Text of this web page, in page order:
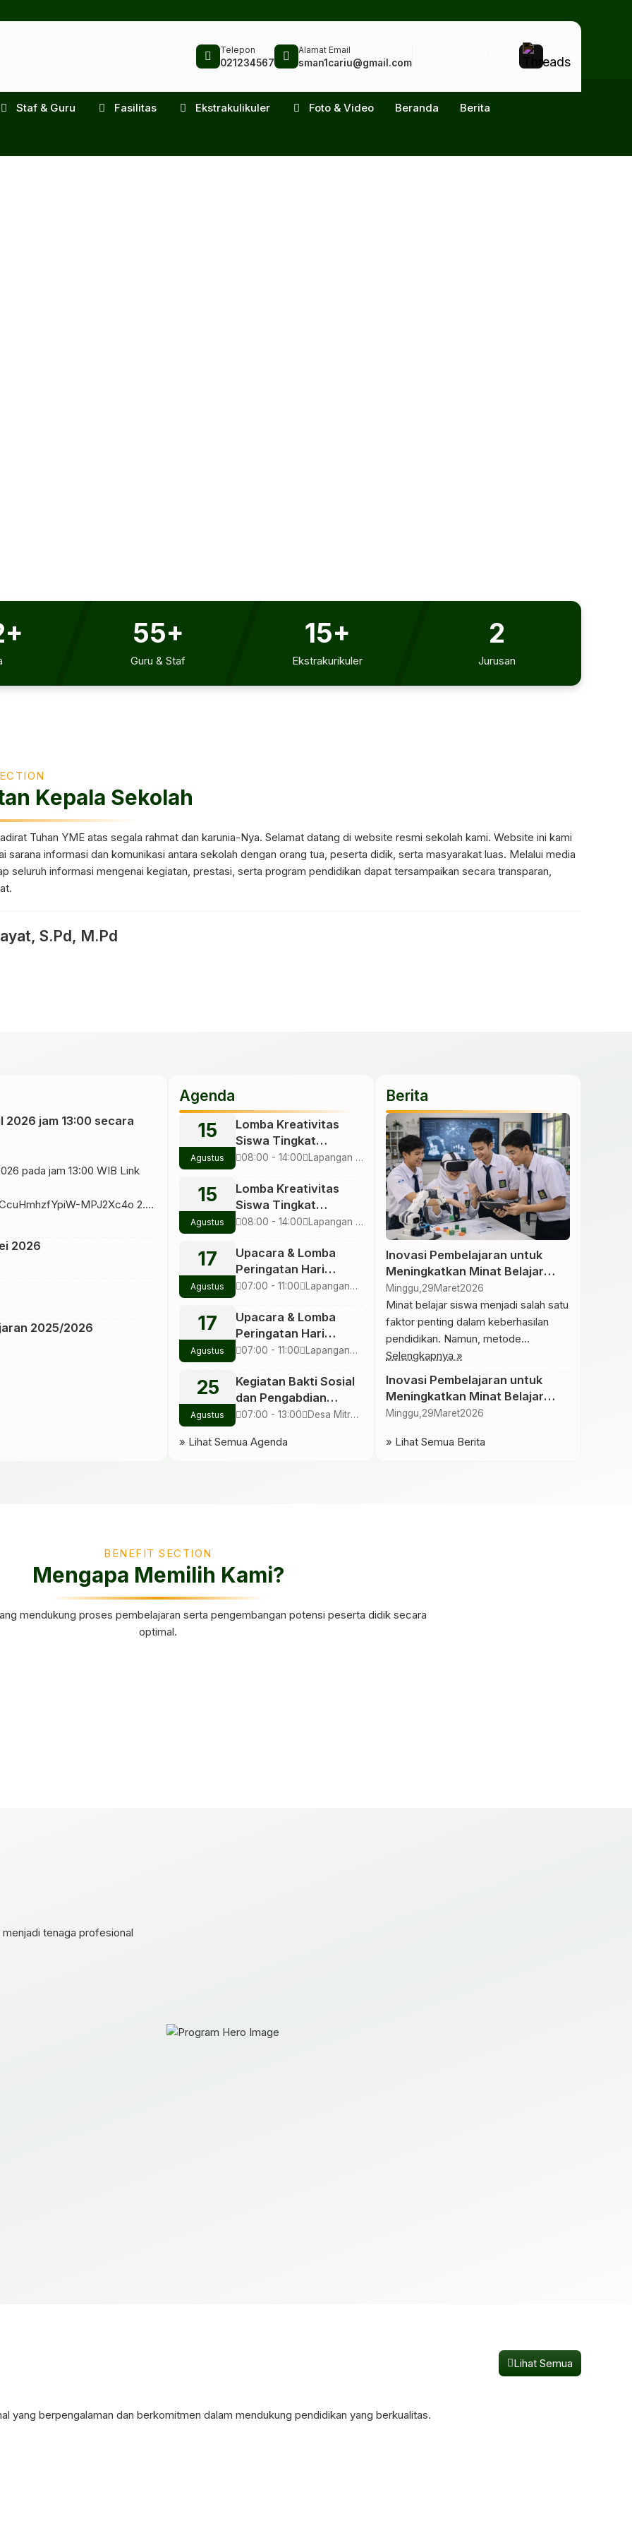
Telepon
021234567
Alamat Email
sman1cariu@gmail.com
Staf & Guru Fasilitas Ekstrakulikuler Foto & Video Beranda Berita
55+
Guru & Staf
15+
Ekstrakurikuler
2
Jurusan
Kepala Sekolah
Tuhan YME atas segala rahmat dan karunia-Nya. Selamat datang di website resmi sekolah kami. Website ini kami
sarana informasi dan komunikasi antara sekolah dengan orang tua, peserta didik, serta masyarakat luas. Melalui media
seluruh informasi mengenai kegiatan, prestasi, serta program pendidikan dapat tersampaikan secara transparan,
S.Pd, M.Pd
2026 jam 13:00 secara
pada jam 13:00 WIB Link
MPJ2Xc4o 2.
4.
6.
2026
2025/2026
Agenda
15
Agustus
Lomba Kreativitas
Siswa Tingkat
Sekolah
08:00 - 14:00
Lapangan &
Multimedia
15
Agustus
Lomba Kreativitas
Siswa Tingkat
Sekolah
08:00 - 14:00
Lapangan &
Multimedia
17
Agustus
Upacara & Lomba
Peringatan Hari
Kemerdekaan RI
07:00 - 11:00
Lapangan
17
Agustus
Upacara & Lomba
Peringatan Hari
Kemerdekaan RI
07:00 - 11:00
Lapangan
25
Agustus
Kegiatan Bakti Sosial
dan Pengabdian
Masyarakat
07:00 - 13:00
Desa Mitra
» Lihat Semua Agenda
Berita
Inovasi Pembelajaran untuk
Meningkatkan Minat Belajar
Siswa
Minggu, 29Maret2026
Minat belajar siswa menjadi salah satu
faktor penting dalam keberhasilan
pendidikan. Namun, metode
pembelajaran yang monoton sering
kali membuat siswa merasa bosan.
Oleh karena itu, inovasi dalam
pembelajaran menjadi sangat
diperlukan. Inovasi pembelajaran
dapat dilakukan dengan berbagai
Selengkapnya »
Inovasi Pembelajaran untuk
Meningkatkan Minat Belajar
Siswa
Minggu, 29Maret2026
» Lihat Semua Berita
BENEFIT SECTION
Mengapa Memilih Kami?
mendukung proses pembelajaran serta pengembangan potensi peserta didik secara
optimal.
tenaga profesional
yang berpengalaman dan berkomitmen dalam mendukung pendidikan yang berkualitas.
Lihat Semua